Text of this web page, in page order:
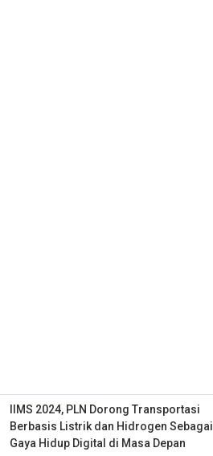
IIMS 2024, PLN Dorong Transportasi
Berbasis Listrik dan Hidrogen Sebagai
Gaya Hidup Digital di Masa Depan